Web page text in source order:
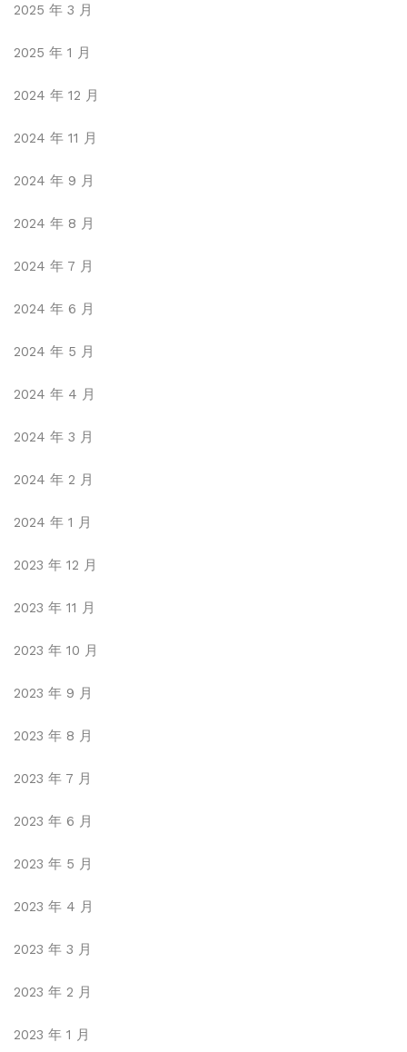
2025 年 3 月
2025 年 1 月
2024 年 12 月
2024 年 11 月
2024 年 9 月
2024 年 8 月
2024 年 7 月
2024 年 6 月
2024 年 5 月
2024 年 4 月
2024 年 3 月
2024 年 2 月
2024 年 1 月
2023 年 12 月
2023 年 11 月
2023 年 10 月
2023 年 9 月
2023 年 8 月
2023 年 7 月
2023 年 6 月
2023 年 5 月
2023 年 4 月
2023 年 3 月
2023 年 2 月
2023 年 1 月